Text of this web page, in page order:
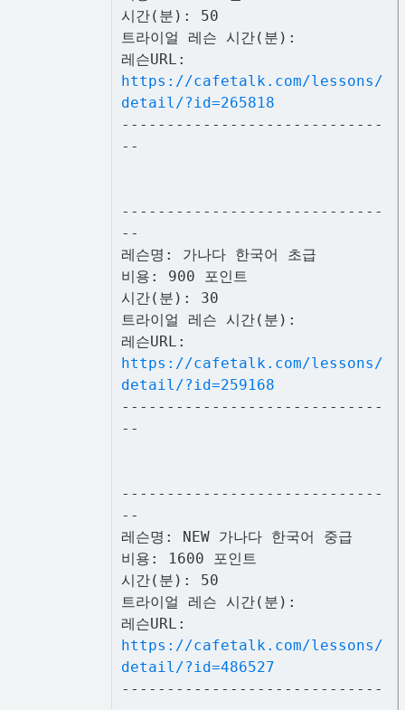
시간(분): 50
트라이얼 레슨 시간(분):
레슨URL:
https://cafetalk.com/lessons/
detail/?id=265818
-----------------------------
--
-----------------------------
--
레슨명: 가나다 한국어 초급
비용: 900 포인트
시간(분): 30
트라이얼 레슨 시간(분):
레슨URL:
https://cafetalk.com/lessons/
detail/?id=259168
-----------------------------
--
-----------------------------
--
레슨명: NEW 가나다 한국어 중급
비용: 1600 포인트
시간(분): 50
트라이얼 레슨 시간(분):
레슨URL:
https://cafetalk.com/lessons/
detail/?id=486527
-----------------------------